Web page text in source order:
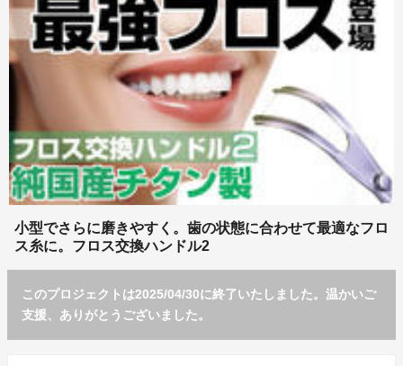
小型でさらに磨きやすく。歯の状態に合わせて最適なフロ
ス糸に。フロス交換ハンドル2
このプロジェクトは2025/04/30に終了いたしました。温かいご
支援、ありがとうございました。